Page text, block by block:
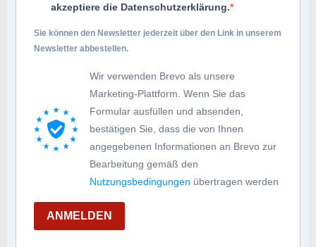
akzeptiere die Datenschutzerklärung.
Sie können den Newsletter jederzeit über den Link in unserem
Newsletter abbestellen.
Wir verwenden Brevo als unsere
Marketing-Plattform. Wenn Sie das
Formular ausfüllen und absenden,
bestätigen Sie, dass die von Ihnen
angegebenen Informationen an Brevo zur
Bearbeitung gemäß den
Nutzungsbedingungen übertragen werden
ANMELDEN